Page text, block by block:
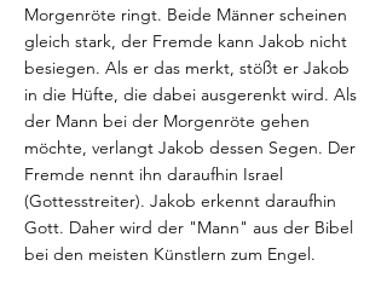
Morgenröte ringt. Beide Männer scheinen
gleich stark, der Fremde kann Jakob nicht
besiegen. Als er das merkt, stößt er Jakob
in die Hüfte, die dabei ausgerenkt wird. Als
der Mann bei der Morgenröte gehen
möchte, verlangt Jakob dessen Segen. Der
Fremde nennt ihn daraufhin Israel
(Gottesstreiter). Jakob erkennt daraufhin
Gott. Daher wird der "Mann" aus der Bibel
bei den meisten Künstlern zum Engel.